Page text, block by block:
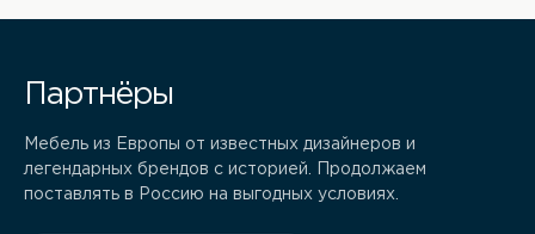
Партнёры
Мебель из Европы от известных дизайнеров и
легендарных брендов с историей. Продолжаем
поставлять в Россию на выгодных условиях.